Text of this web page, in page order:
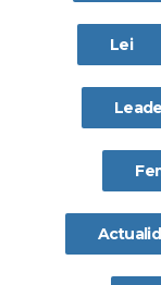
Lei